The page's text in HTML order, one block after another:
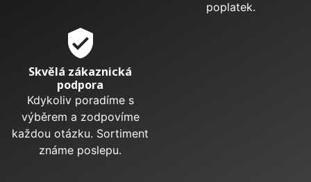
poplatek.
verified_user
Skvělá zákaznická
podpora
Kdykoliv poradíme s
výběrem a zodpovíme
každou otázku. Sortiment
známe poslepu.